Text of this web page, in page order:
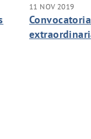
11 NOV 2019